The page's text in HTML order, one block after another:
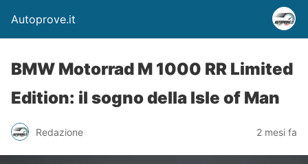
Autoprove.it
BMW Motorrad M 1000 RR Limited
Edition: il sogno della Isle of Man
Redazione 2 mesi fa